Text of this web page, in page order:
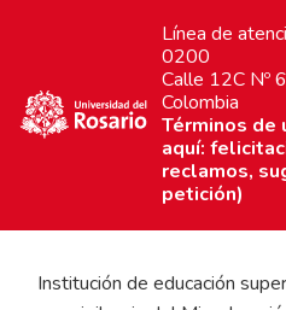
Línea de
0200
Calle 12C Nº
Colombia
Términos de
aquí:
reclamos,
petición)
Institución de educación